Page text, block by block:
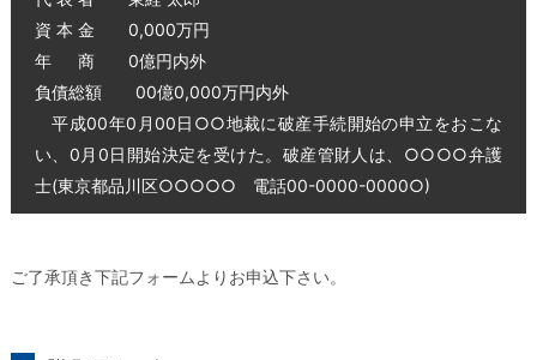
資 本 金 0,000万円
年 商 0億円内外
負債総額 00億0,000万円内外
平成00年0月00日○○地裁に破産手続開始の申立をおこな
い、0月0日開始決定を受けた。破産管財人は、○○○○弁護
士(東京都品川区○○○○○ 電話00-0000-0000○)
ご了承頂き下記フォームよりお申込下さい。